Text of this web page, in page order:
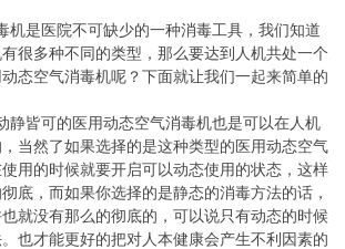
机是医院不可缺少的一种消毒工具，我们知道
很多种不同的类型，那么要达到人机共处一个
态空气消毒机呢？下面就让我们一起来简单的
静皆可的医用动态空气消毒机也是可以在人机
当然了如果选择的是这种类型的医用动态空气
用的时候就要开启可以动态使用的状态，这样
底，而如果你选择的是静态的消毒方法的话，
就没有那么的彻底的，可以说只有动态的时候
也才能更好的把对人本健康会产生不利因素的